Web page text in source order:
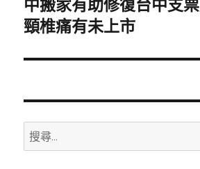
下
一
文
中搬家有助修復台中支
頸椎痛有未上市
搜
尋